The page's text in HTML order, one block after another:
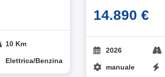
10 Km
Elettrica/Benzina
14.890 €
2026
manuale